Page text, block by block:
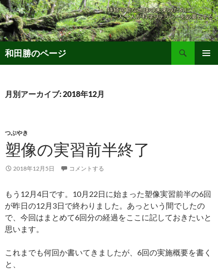
コ
ン
テ
ン
ツ
へ
ッ
和田勝のページ
検
索
月別アーカイブ: 2018年12月
つぶやき
塑像の実習前半終了
2018年12月5日 コメントする
もう12月4日です。10月22日に始まった塑像実習前半の6回
が昨日の12月3日で終わりました。あっという間でしたの
で、今回はまとめて6回分の経過をここに記しておきたいと
思います。
これまでも何回か書いてきましたが、6回の実施概要を書く
と、